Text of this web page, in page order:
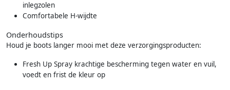
inlegzolen
Comfortabele H-wijdte
Onderhoudstips
Houd je boots langer mooi met deze verzorgingsproducten:
Fresh Up Spray krachtige bescherming tegen water en vuil,
voedt en frist de kleur op